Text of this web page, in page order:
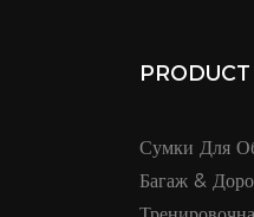
PRODUCT
Сумки Для
Багаж &